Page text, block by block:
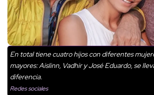
En total tiene cuatro hijos con diferentes
mayores: Aislinn, Vadhir y José Eduardo, se
diferencia.
Redes sociales